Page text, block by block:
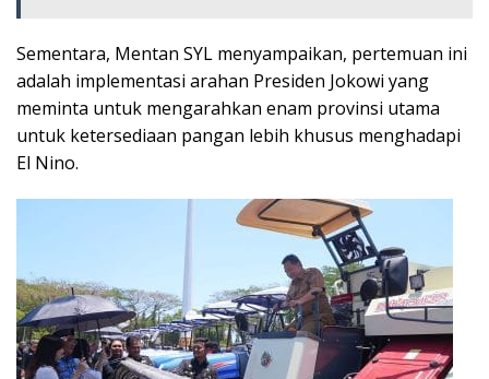
Sementara, Mentan SYL menyampaikan, pertemuan ini
adalah implementasi arahan Presiden Jokowi yang
meminta untuk mengarahkan enam provinsi utama
untuk ketersediaan pangan lebih khusus menghadapi
El Nino.